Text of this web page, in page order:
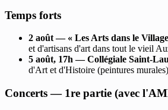
Temps forts
2 août — « Les Arts dans le
et d'artisans d'art dans tout le vieil
5 août, 17h — Collégiale Saint-
d'Art et d'Histoire (peintures
Concerts — 1re partie (avec